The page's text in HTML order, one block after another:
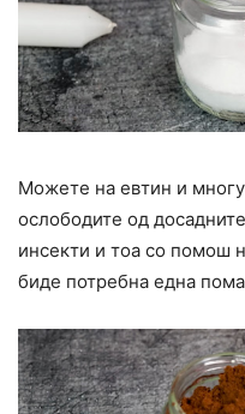
Можете на евтин и
ослободите од
инсекти и тоа со помош
биде потребна една